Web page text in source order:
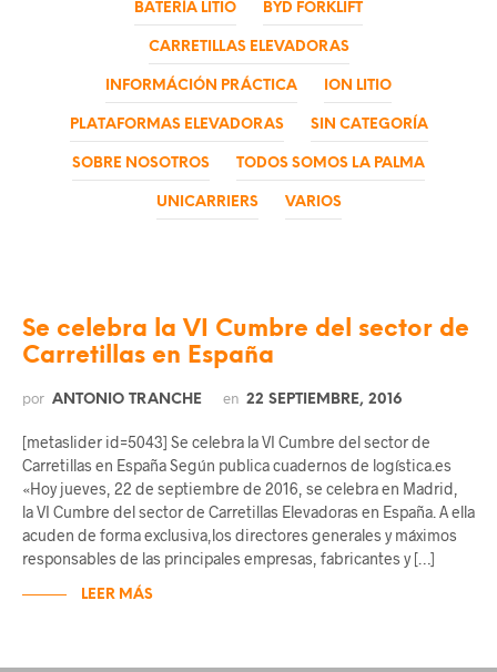
BATERÍA LITIO BYD FORKLIFT
CARRETILLAS ELEVADORAS
INFORMÁCIÓN PRÁCTICA ION LITIO
PLATAFORMAS ELEVADORAS SIN CATEGORÍA
SOBRE NOSOTROS TODOS SOMOS LA PALMA
UNICARRIERS VARIOS
Se celebra la VI Cumbre del sector de
Carretillas en España
por ANTONIO TRANCHE en 22 SEPTIEMBRE, 2016
[metaslider id=5043] Se celebra la VI Cumbre del sector de
Carretillas en España Según publica cuadernos de logística.es
«Hoy jueves, 22 de septiembre de 2016, se celebra en Madrid,
la VI Cumbre del sector de Carretillas Elevadoras en España. A ella
acuden de forma exclusiva,los directores generales y máximos
responsables de las principales empresas, fabricantes y […]
LEER MÁS